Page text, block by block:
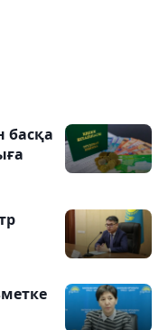
басқа